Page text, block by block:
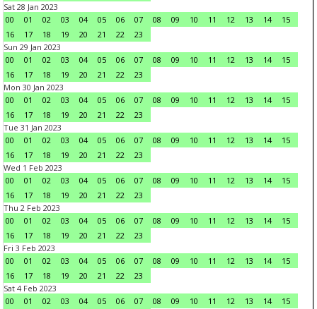
Sat 28 Jan 2023
00
01 02 03 04 05 06 07 08 09 10 11 12 13 14
15
16
17 18 19 20 21 22
23
Sun 29 Jan 2023
00
01 02 03 04 05 06 07 08 09 10 11 12 13 14
15
16
17 18 19 20 21 22
23
Mon 30 Jan 2023
00
01 02 03 04 05 06 07 08 09 10 11 12 13 14
15
16
17 18 19 20 21 22
23
Tue 31 Jan 2023
00
01 02 03 04 05 06 07 08 09 10 11 12 13 14
15
16
17 18 19 20 21 22
23
Wed 1 Feb 2023
00
01 02 03 04 05 06 07 08 09 10 11 12 13 14
15
16
17 18 19 20 21 22
23
Thu 2 Feb 2023
00
01 02 03 04 05 06 07 08 09 10 11 12 13 14
15
16
17 18 19 20 21 22
23
Fri 3 Feb 2023
00
01 02 03 04 05 06 07 08 09 10 11 12 13 14
15
16
17 18 19 20 21 22
23
Sat 4 Feb 2023
00
01 02 03 04 05 06 07 08 09 10 11 12 13 14
15